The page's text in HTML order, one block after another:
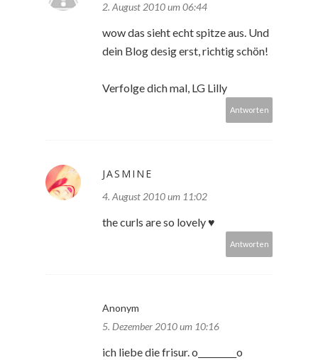
2. August 2010 um 06:44
wow das sieht echt spitze aus. Und
dein Blog desig erst, richtig schön!
Verfolge dich mal, LG Lilly
Antworten
JASMINE
4. August 2010 um 11:02
the curls are so lovely ♥
Antworten
Anonym
5. Dezember 2010 um 10:16
ich liebe die frisur. o_________o